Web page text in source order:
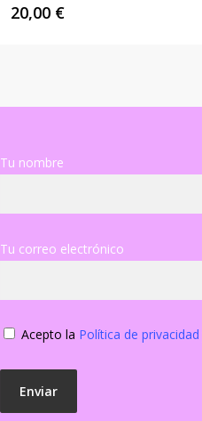
20,00 €
Tu nombre
Tu correo electrónico
Acepto la Política de privacidad